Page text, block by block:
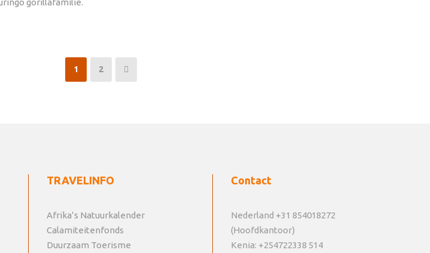
gorillafamilie.
1 2
TRAVELINFO
Afrika’s Natuurkalender
Calamiteitenfonds
Duurzaam Toerisme
Contact
Nederland +31 854018272
(Hoofdkantoor)
Kenia: +254722338 514